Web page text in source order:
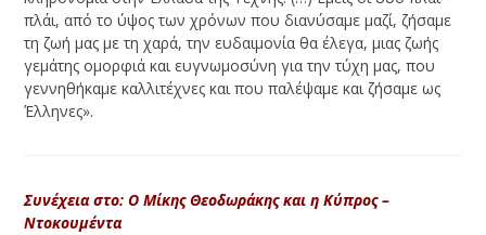
πλάι, από το ύψος των χρόνων που διανύσαμε μαζί, ζήσαμε
τη ζωή μας με τη χαρά, την ευδαιμονία θα έλεγα, μιας ζωής
γεμάτης ομορφιά και ευγνωμοσύνη για την τύχη μας, που
γεννηθήκαμε καλλιτέχνες και που παλέψαμε και ζήσαμε ως
Έλληνες».
Συνέχεια στο: Ο Μίκης Θεοδωράκης και η Κύπρος –
Ντοκουμέντα